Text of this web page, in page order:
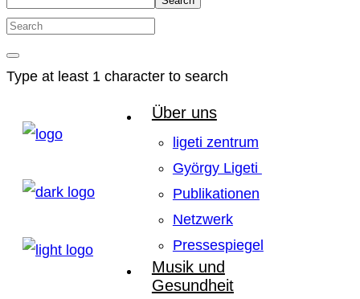
Type at least 1 character to search
Über uns
ligeti zentrum
György Ligeti
Publikationen
Netzwerk
Pressespiegel
Musik und
Gesundheit